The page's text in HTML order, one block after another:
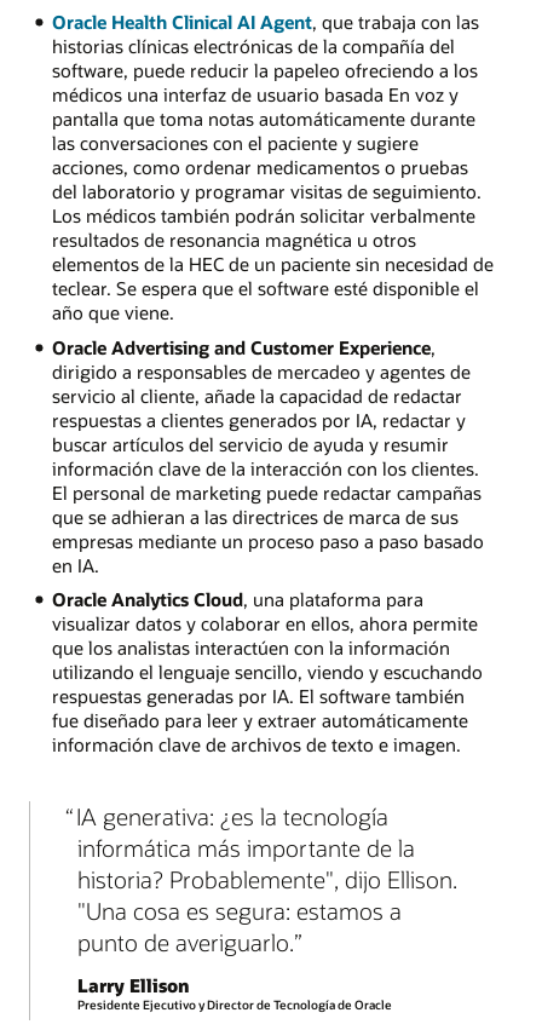
Oracle Health Clinical AI Agent, que trabaja con las
historias clínicas electrónicas de la compañía del
software, puede reducir la papeleo ofreciendo a los
médicos una interfaz de usuario basada En voz y
pantalla que toma notas automáticamente durante
las conversaciones con el paciente y sugiere
acciones, como ordenar medicamentos o pruebas
del laboratorio y programar visitas de seguimiento.
Los médicos también podrán solicitar verbalmente
resultados de resonancia magnética u otros
elementos de la HEC de un paciente sin necesidad de
teclear. Se espera que el software esté disponible el
año que viene.
Oracle Advertising and Customer Experience,
dirigido a responsables de mercadeo y agentes de
servicio al cliente, añade la capacidad de redactar
respuestas a clientes generados por IA, redactar y
buscar artículos del servicio de ayuda y resumir
información clave de la interacción con los clientes.
El personal de marketing puede redactar campañas
que se adhieran a las directrices de marca de sus
empresas mediante un proceso paso a paso basado
en IA.
Oracle Analytics Cloud, una plataforma para
visualizar datos y colaborar en ellos, ahora permite
que los analistas interactúen con la información
utilizando el lenguaje sencillo, viendo y escuchando
respuestas generadas por IA. El software también
fue diseñado para leer y extraer automáticamente
información clave de archivos de texto e imagen.
IA generativa: ¿es la tecnología
informática más importante de la
historia? Probablemente", dijo Ellison.
"Una cosa es segura: estamos a
punto de averiguarlo.
Larry Ellison
Presidente Ejecutivo y Director de Tecnología de Oracle